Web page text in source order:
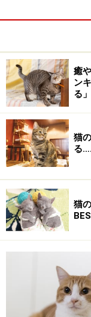
2008/10月の今
ん
S
M T W T
2
5 6 7 8
12 13 14 15 16
19 20 21 22
2008/12月の今
ん
3
10 11
15 16 17 18
癒
ン
る
猫
る
猫